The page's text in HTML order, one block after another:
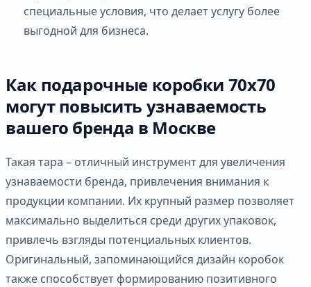
специальные условия, что делает услугу более
выгодной для бизнеса.
Как подарочные коробки 70х70
могут повысить узнаваемость
вашего бренда в Москве
Такая тара – отличный инструмент для увеличения
узнаваемости бренда, привлечения внимания к
продукции компании. Их крупный размер позволяет
максимально выделиться среди других упаковок,
привлечь взгляды потенциальных клиентов.
Оригинальный, запоминающийся дизайн коробок
также способствует формированию позитивного